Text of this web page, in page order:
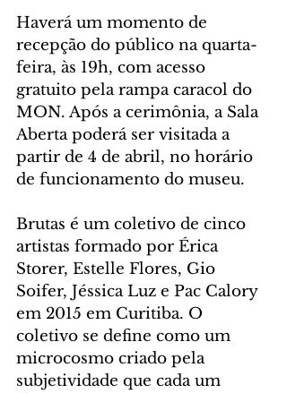
Haverá um momento de
recepção do público na quarta-
feira, às 19h, com acesso
gratuito pela rampa caracol do
MON. Após a cerimônia, a Sala
Aberta poderá ser visitada a
partir de 4 de abril, no horário
de funcionamento do museu.
Brutas é um coletivo de cinco
artistas formado por Érica
Storer, Estelle Flores, Gio
Soifer, Jéssica Luz e Pac Calory
em 2015 em Curitiba. O
coletivo se define como um
microcosmo criado pela
subjetividade que cada um